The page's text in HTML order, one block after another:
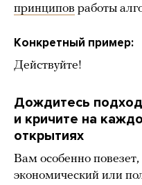
принципов работы
Конкретный пример:
Действуйте!
Дождитесь
и кричите на
открытиях
Вам особенно повезет,
экономический или